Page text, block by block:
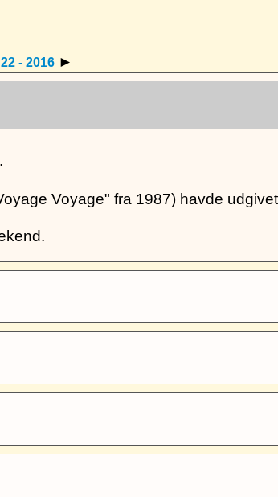
- 2016 ►
Voyage" fra 1987) havde